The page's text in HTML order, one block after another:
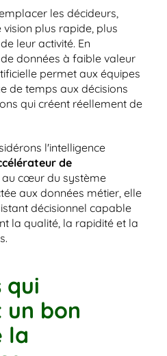
les décideurs,
plus rapide, plus
leur activité. En
données à faible valeur
permet aux équipes
de temps aux décisions
qui créent réellement de
l'intelligence
de
au cœur du système
aux données métier, elle
décisionnel capable
la qualité, la rapidité et la
qui
un bon
la